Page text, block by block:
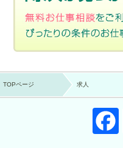
TOPページ 求人